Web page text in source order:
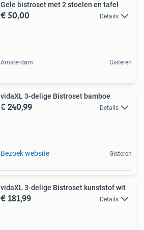
Gele bistroset met 2 stoelen en tafel
€ 50,00 Details
Amsterdam Gisteren
vidaXL 3-delige Bistroset bamboe
€ 240,99 Details
Bezoek website Gisteren
vidaXL 3-delige Bistroset kunststof wit
€ 181,99 Details